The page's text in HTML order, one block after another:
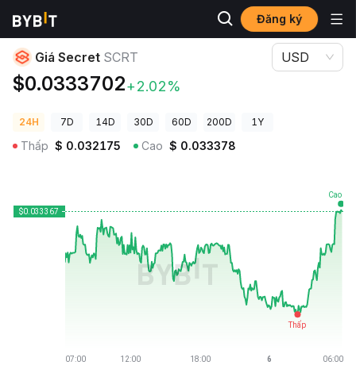
Đăng ký
Giá Tiền Điện Tử
Giá Secret SCRT
$0.0333702+2.02%
USD
24H 7D 14D 30D 60D 200D 1Y
Thấp $ 0.032175 Cao $ 0.033378